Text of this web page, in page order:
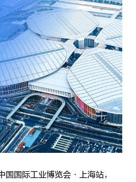
国际工业博览会·上海站，